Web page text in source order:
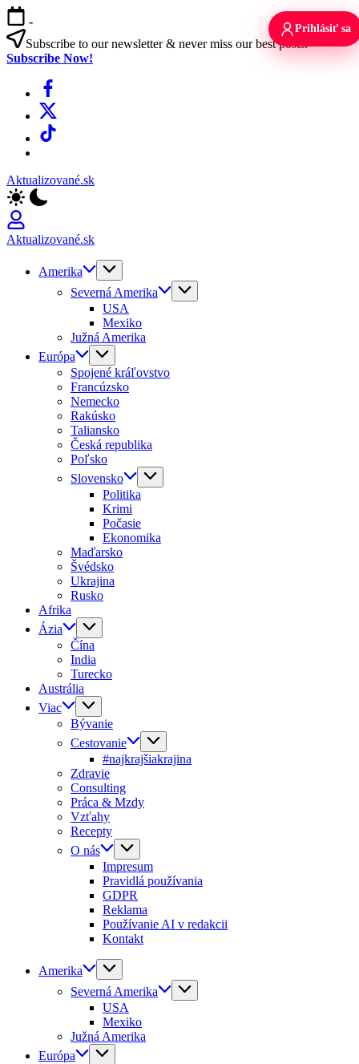
Skip
to
content
-
Subscribe to our newsletter & never miss our best posts.
Subscribe Now!
Facebook
X
TikTok
Aktualizované.sk
Aktualizované.sk
Amerika
Severná Amerika
USA
Mexiko
Južná Amerika
Európa
Spojené kráľovstvo
Francúzsko
Nemecko
Rakúsko
Taliansko
Česká republika
Poľsko
Slovensko
Politika
Krimi
Počasie
Ekonomika
Maďarsko
Švédsko
Ukrajina
Rusko
Afrika
Ázia
Čína
India
Turecko
Austrália
Viac
Bývanie
Cestovanie
#najkrajšiakrajina
Zdravie
Consulting
Práca & Mzdy
Vzťahy
Recepty
O nás
Impresum
Pravidlá používania
GDPR
Reklama
Používanie AI v redakcii
Kontakt
Amerika
Severná Amerika
USA
Mexiko
Južná Amerika
Európa
Prihlásiť sa